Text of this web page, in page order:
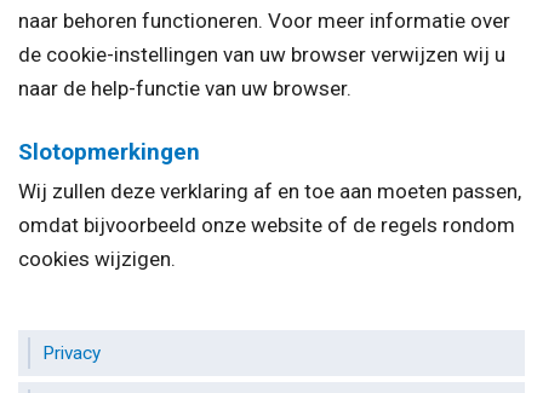
naar behoren functioneren. Voor meer informatie over
de cookie-instellingen van uw browser verwijzen wij u
naar de help-functie van uw browser.
Slotopmerkingen
Wij zullen deze verklaring af en toe aan moeten passen,
omdat bijvoorbeeld onze website of de regels rondom
cookies wijzigen.
Privacy